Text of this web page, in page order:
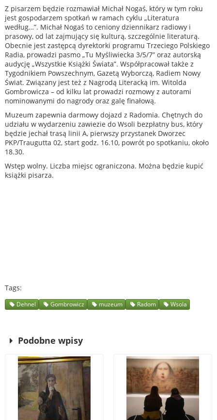
Z pisarzem będzie rozmawiał Michał Nogaś, który w tym roku
jest gospodarzem spotkań w ramach cyklu „Literatura
według…”. Michał Nogaś to ceniony dziennikarz radiowy i
prasowy, od lat zajmujący się kulturą, szczególnie literaturą.
Obecnie jest zastępcą dyrektorki programu Trzeciego Polskiego
Radia, prowadzi pasmo „Tu Myśliwiecka 3/5/7” oraz autorską
audycję „Wszystkie Książki Świata”. Współpracował także z
Tygodnikiem Powszechnym, Gazetą Wyborczą, Radiem Nowy
Świat. Związany jest też z Nagrodą Literacką im. Witolda
Gombrowicza – od kilku lat prowadzi rozmowy z autorami
nominowanymi do nagrody oraz galę finałową.
Muzeum zapewnia darmowy dojazd z Radomia. Chętnych do
udziału w wydarzeniu zawiezie do Wsoli bezpłatny bus, który
będzie jechał trasą linii A, pierwszy przystanek Dworzec
PKP/Traugutta 02, start godz. 16.10, powrót po spotkaniu, około
18.30.
Wstęp wolny. Liczba miejsc ograniczona. Można będzie kupić
książki pisarza.
Tags
Dehnel Gombrowicz muzeum Radom Wsola
Podobne wpisy